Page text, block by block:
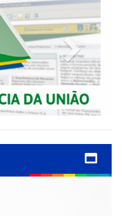
Next